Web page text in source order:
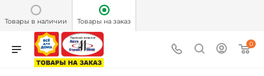
Товары в наличии Товары на заказ
0